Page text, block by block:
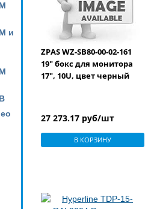
и
ZPAS WZ-SB80-00-02-161
19" бокс для монитора
17", 10U, цвет черный
27 273.17 руб/шт
В КОРЗИНУ